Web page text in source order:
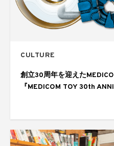
CULTURE
創立30周年を迎えた
『MEDICOM TOY 30th